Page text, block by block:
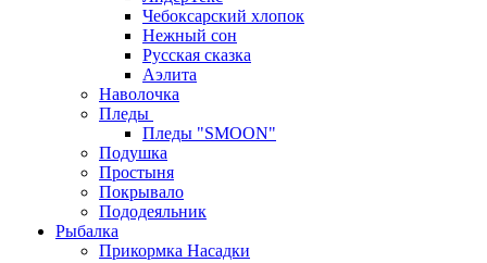
Чебоксарский хлопок
Нежный сон
Русская сказка
Аэлита
Наволочка
Пледы
Пледы "SMOON"
Подушка
Простыня
Покрывало
Пододеяльник
Рыбалка
Прикормка Насадки